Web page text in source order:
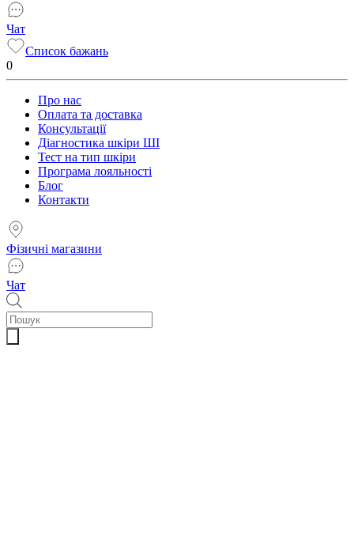
Чат
Список бажань
0
Про нас
Оплата та доставка
Консультації
Діагностика шкіри ШІ
Тест на тип шкіри
Програма лояльності
Блог
Контакти
Фізичні магазини
Чат
Пошук
товарів